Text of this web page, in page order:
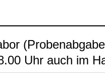
Uhr auch im